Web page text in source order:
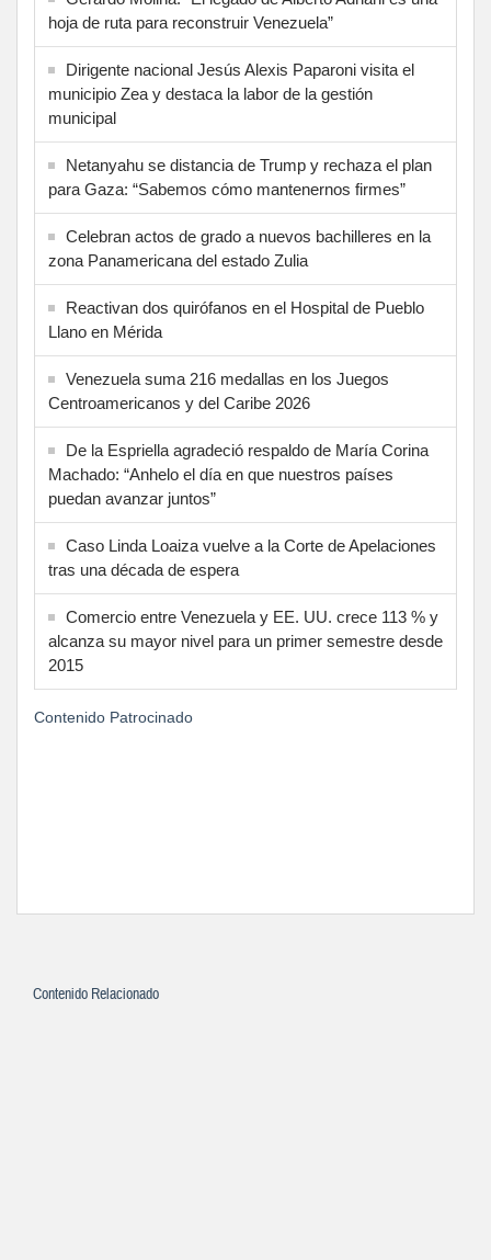
hoja de ruta para reconstruir Venezuela”
Dirigente nacional Jesús Alexis Paparoni visita el
municipio Zea y destaca la labor de la gestión
municipal
Netanyahu se distancia de Trump y rechaza el plan
para Gaza: “Sabemos cómo mantenernos firmes”
Celebran actos de grado a nuevos bachilleres en la
zona Panamericana del estado Zulia
Reactivan dos quirófanos en el Hospital de Pueblo
Llano en Mérida
Venezuela suma 216 medallas en los Juegos
Centroamericanos y del Caribe 2026
De la Espriella agradeció respaldo de María Corina
Machado: “Anhelo el día en que nuestros países
puedan avanzar juntos”
Caso Linda Loaiza vuelve a la Corte de Apelaciones
tras una década de espera
Comercio entre Venezuela y EE. UU. crece 113 % y
alcanza su mayor nivel para un primer semestre desde
2015
Contenido Patrocinado
Contenido Relacionado